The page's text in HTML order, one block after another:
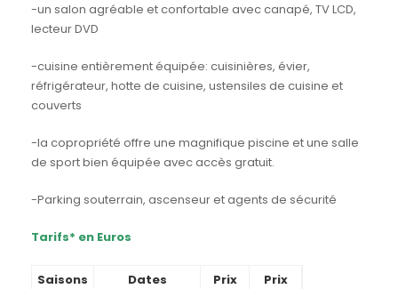
-un salon agréable et confortable avec canapé, TV LCD,
lecteur DVD
-cuisine entièrement équipée: cuisinières, évier,
réfrigérateur, hotte de cuisine, ustensiles de cuisine et
couverts
-la copropriété offre une magnifique piscine et une salle
de sport bien équipée avec accès gratuit.
-Parking souterrain, ascenseur et agents de sécurité
Tarifs* en Euros
Saisons Dates
Prix
Prix